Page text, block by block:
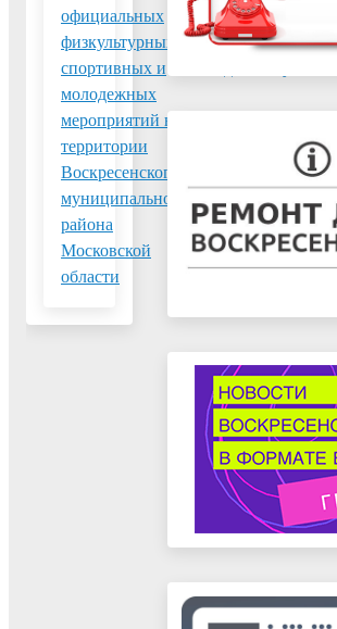
официальных
физкультурных,
спортивных и
молодежных
мероприятий на
территории
Воскресенского
муниципального
района
Московской
области
осуществляющее
спортивную